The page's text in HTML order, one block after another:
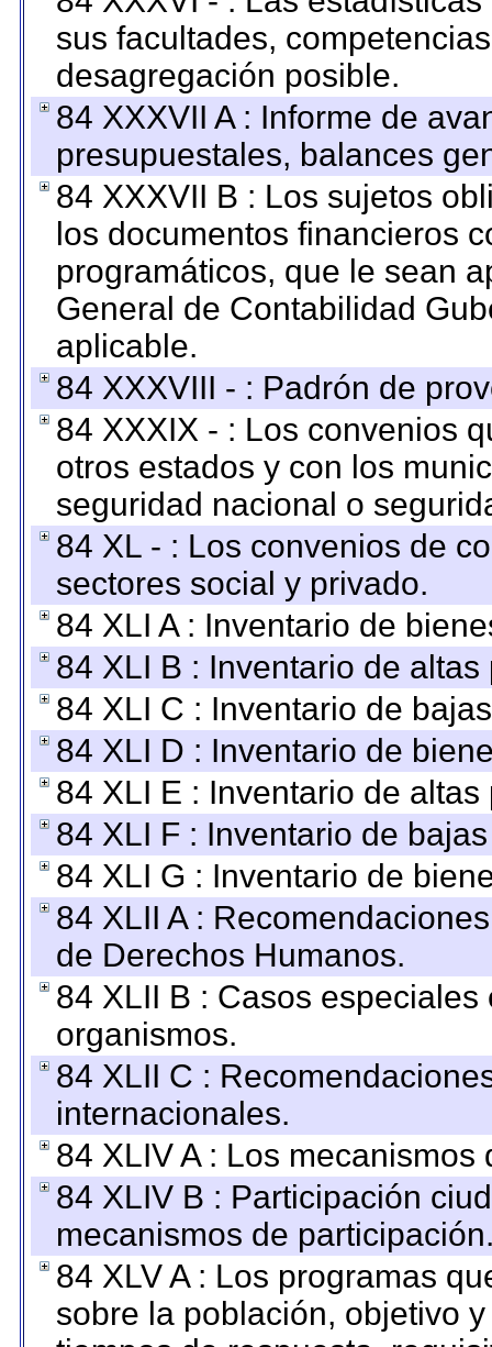
sus facultades,
desagregación posible.
84 XXXVII A : Informe de
presupuestales, balances
84 XXXVII B : Los sujetos
los documentos financieros
programáticos, que le sean
General de Contabilidad
aplicable.
84 XXXVIII - : Padrón de
84 XXXIX - : Los convenios
otros estados y con los
seguridad nacional o
84 XL - : Los convenios de
sectores social y privado.
84 XLI A : Inventario de
84 XLI B : Inventario de
84 XLI C : Inventario de
84 XLI D : Inventario de
84 XLI E : Inventario de
84 XLI F : Inventario de
84 XLI G : Inventario de
84 XLII A :
de Derechos Humanos.
84 XLII B : Casos
organismos.
84 XLII C :
internacionales.
84 XLIV A : Los
84 XLIV B : Participación
mecanismos de
84 XLV A : Los programas
sobre la población, objetivo